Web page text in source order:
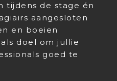
tijdens de stage én
aangesloten
en boeien
doel om jullie
goed te